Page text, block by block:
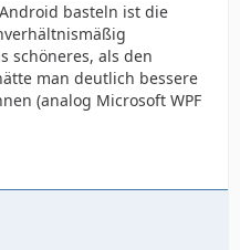
basteln ist die
schöneres, als den
man deutlich bessere
(analog Microsoft WPF